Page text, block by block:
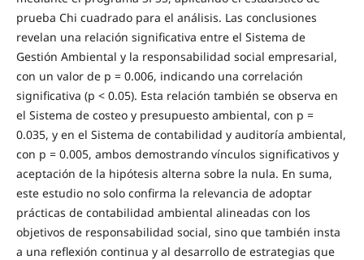
prueba Chi cuadrado para el análisis. Las conclusiones
revelan una relación significativa entre el Sistema de
Gestión Ambiental y la responsabilidad social empresarial,
con un valor de p = 0.006, indicando una correlación
significativa (p < 0.05). Esta relación también se observa en
el Sistema de costeo y presupuesto ambiental, con p =
0.035, y en el Sistema de contabilidad y auditoría ambiental,
con p = 0.005, ambos demostrando vínculos significativos y
aceptación de la hipótesis alterna sobre la nula. En suma,
este estudio no solo confirma la relevancia de adoptar
prácticas de contabilidad ambiental alineadas con los
objetivos de responsabilidad social, sino que también insta
a una reflexión continua y al desarrollo de estrategias que